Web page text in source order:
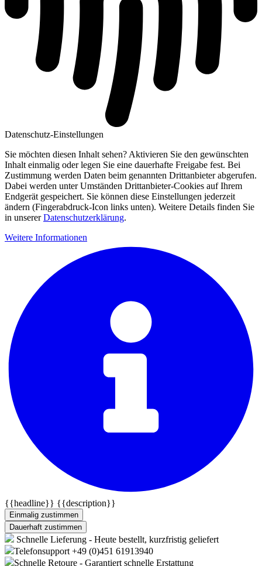
Datenschutz-Einstellungen
Sie möchten diesen Inhalt sehen? Aktivieren Sie den gewünschten
Inhalt einmalig oder legen Sie eine dauerhafte Freigabe fest. Bei
Zustimmung werden Daten beim genannten Drittanbieter abgerufen.
Dabei werden unter Umständen Drittanbieter-Cookies auf Ihrem
Endgerät gespeichert. Sie können diese Einstellungen jederzeit
ändern (Fingerabdruck-Icon links unten). Weitere Details finden Sie
in unsererDatenschutzerklärung.
Weitere Informationen
{{headline}} {{description}}
Einmalig zustimmen
Dauerhaft zustimmen
Schnelle Lieferung - Heute bestellt, kurzfristig geliefert
Telefonsupport +49 (0)451 61913940
Schnelle Retoure - Garantiert schnelle Erstattung